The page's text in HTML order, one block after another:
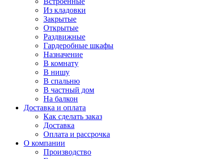
Из кладовки
Закрытые
Открытые
Раздвижные
Гардеробные шкафы
Назначение
В комнату
В нишу
В спальню
В частный дом
На балкон
Доставка и оплата
Как сделать заказ
Доставка
Оплата и рассрочка
О компании
Производство